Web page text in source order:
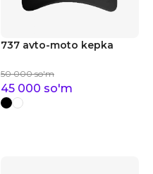
737 avto-moto kepka
50 000 so'm
45 000 so'm